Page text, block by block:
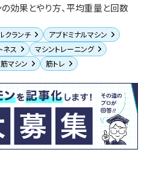
の効果とやり方、平均重量と回数
クランチ
アブドミナルマシン
ネス
マシントレーニング
マシン 筋トレ